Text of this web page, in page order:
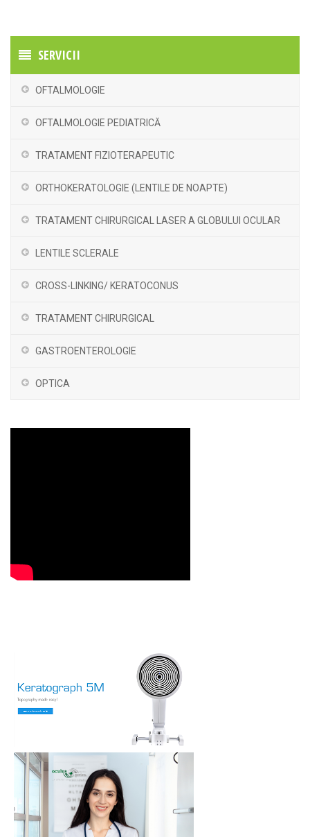
SERVICII
OFTALMOLOGIE
OFTALMOLOGIE PEDIATRICĂ
TRATAMENT FIZIOTERAPEUTIC
ORTHOKERATOLOGIE (LENTILE DE NOAPTE)
TRATAMENT CHIRURGICAL LASER A GLOBULUI OCULAR
LENTILE SCLERALE
CROSS-LINKING/ KERATOCONUS
TRATAMENT CHIRURGICAL
GASTROENTEROLOGIE
OPTICA